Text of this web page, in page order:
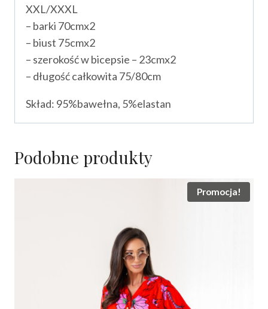
XXL/XXXL
– barki 70cmx2
– biust 75cmx2
– szerokość w bicepsie – 23cmx2
– długość całkowita 75/80cm
Skład: 95%bawełna, 5%elastan
Podobne produkty
Promocja!